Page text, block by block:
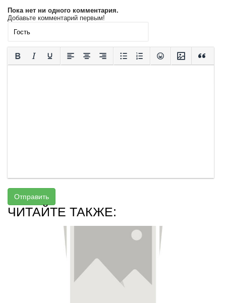
Пока нет ни одного комментария.
Добавьте комментарий первым!
Отправить
ЧИТАЙТЕ ТАКЖЕ: